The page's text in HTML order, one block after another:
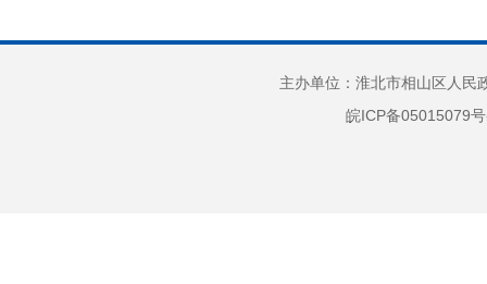
主办单位：淮北市相山区人
皖ICP备05015079